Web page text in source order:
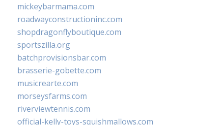
mickeybarmama.com
roadwayconstructioninc.com
shopdragonflyboutique.com
sportszilla.org
batchprovisionsbar.com
brasserie-gobette.com
musicrearte.com
morseysfarms.com
riverviewtennis.com
official-kelly-toys-squishmallows.com